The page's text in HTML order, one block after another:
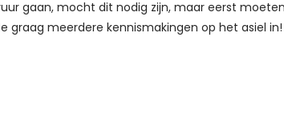
gaan, mocht dit nodig zijn, maar eerst
graag meerdere kennismakingen op het asiel